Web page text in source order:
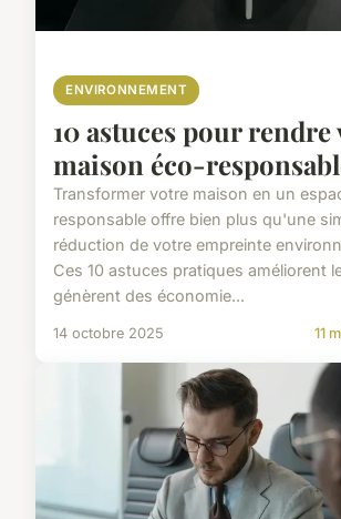
ENVIRONNEMENT
10 astuces pour rendre
maison éco-
Transformer votre maison en un
responsable offre bien plus qu'une
réduction de votre empreinte
Ces 10 astuces pratiques améliorent
génèrent des économie...
14 octobre 2025 11